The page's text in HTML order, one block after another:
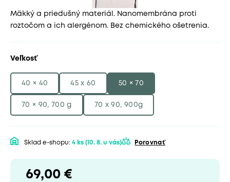
Mäkký a priedušný materiál. Nanomembrána proti
roztočom a ich alergénom. Bez chemického ošetrenia.
Veľkosť
40 × 40 45 x 60 50 × 70
70 × 90, 700 g 70 x 90, 900g
Sklad e-shopu: 4 ks (10. 8. u vás) Porovnať
69,00 €